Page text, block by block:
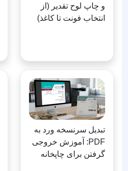
و چاپ لوح تقدیر (از
انتخاب فونت تا کاغذ)
تبدیل سرنسخه ورد به
PDF: آموزش خروجی
گرفتن برای چاپخانه